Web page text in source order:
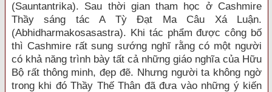
(Sauntantrika). Sau thời gian tham học ở Cashmire
Thầy sáng tác A Tỳ Đạt Ma Câu Xá Luận.
(Abhidharmakosasastra). Khi tác phẩm được công bố
thì Cashmire rất sung sướng nghĩ rằng có một người
có khả năng trình bày tất cả những giáo nghĩa của Hữu
Bộ rất thông minh, đẹp đẽ. Nhưng người ta không ngờ
trong khi đó Thầy Thế Thân đã đưa vào những ý kiến